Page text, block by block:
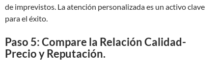
de imprevistos. La atención personalizada es un activo clave
para el éxito.
Paso 5: Compare la Relación Calidad-
Precio y Reputación.